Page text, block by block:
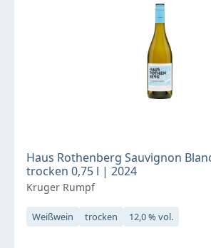
Haus Rothenberg Sauvignon
trocken 0,75 l | 2024
Kruger Rumpf
Weißwein trocken 12,0 % vol.